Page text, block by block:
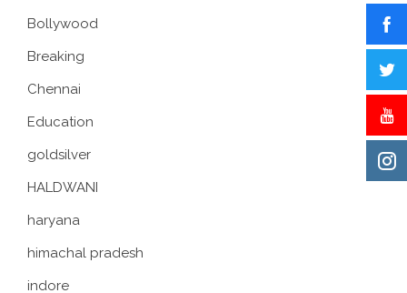
Bollywood
Breaking
Chennai
Education
goldsilver
HALDWANI
haryana
himachal pradesh
indore